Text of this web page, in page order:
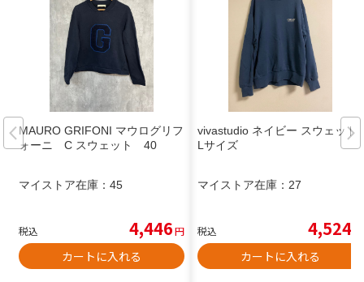
MAURO GRIFONI マウログリフ
ォーニ C スウェット 40
マイストア在庫： 45
税込 4,446円
カートに入れる
vivastudio ネイビー スウェット
Lサイズ
マイストア在庫： 27
税込 4,524
カートに入れる